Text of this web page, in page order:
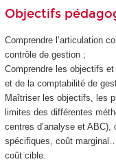
Objectifs
Comprendre l’articulation
contrôle de gestion ;
Comprendre les objectifs
et de la comptabilité de
Maîtriser les objectifs, les
limites des différentes
centres d’analyse et
spécifiques, coût
coût cible.